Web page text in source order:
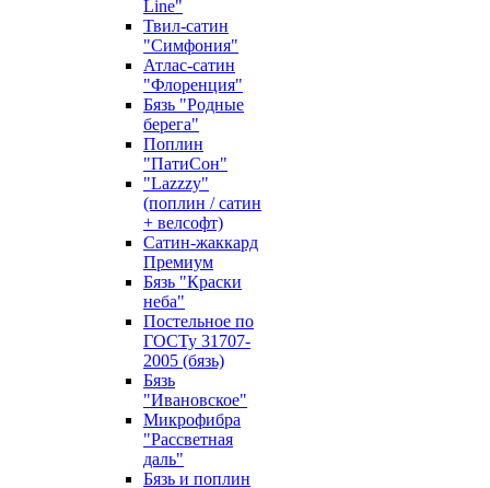
Line"
Твил-сатин
"Симфония"
Атлас-сатин
"Флоренция"
Бязь "Родные
берега"
Поплин
"ПатиСон"
"Lazzzy"
(поплин / сатин
+ велсофт)
Сатин-жаккард
Премиум
Бязь "Краски
неба"
Постельное по
ГОСТу 31707-
2005 (бязь)
Бязь
"Ивановское"
Микрофибра
"Рассветная
даль"
Бязь и поплин